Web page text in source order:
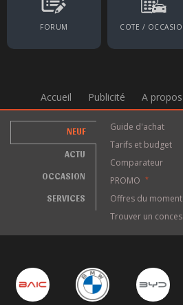
FORUM COTE /
Accueil Publicité A propos
NEUF
ACTU
OCCASION
SERVICES
Guide d'achat
Tarifs et budget
Comparateur
PROMO
*
Offres du moment
Trouver un